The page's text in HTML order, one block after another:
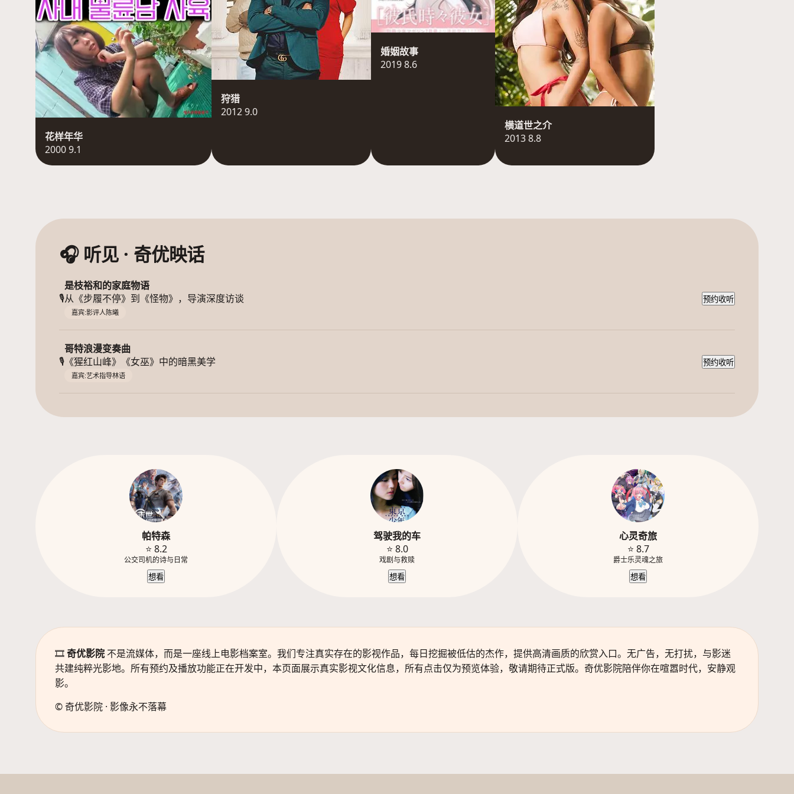
花样年华
2000 9.1
狩猎
2012 9.0
婚姻故事
2019 8.6
横道世之介
2013 8.8
🎧 听见 · 奇优映话
🎙️
是枝裕和的家庭物语
从《步履不停》到《怪物》，导演深度访谈
嘉宾:影评人陈曦
预约收听
🎙️
哥特浪漫变奏曲
《猩红山峰》《女巫》中的暗黑美学
嘉宾:艺术指导林语
预约收听
帕特森
⭐ 8.2
公交司机的诗与日常
想看
驾驶我的车
⭐ 8.0
戏剧与救赎
想看
心灵奇旅
⭐ 8.7
爵士乐灵魂之旅
想看
🎞️奇优影院 不是流媒体，而是一座线上电影档案室。我们专注真实存在的影视作品，每日挖掘被低估的杰作，提供高清画质的欣赏入口。无广告，无打扰，与影迷
共建纯粹光影地。所有预约及播放功能正在开发中，本页面展示真实影视文化信息，所有点击仅为预览体验，敬请期待正式版。奇优影院陪伴你在喧嚣时代，安静观
影。
© 奇优影院 · 影像永不落幕